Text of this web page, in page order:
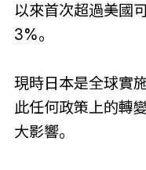
以來首次超過美國
3%。
現時日本是全球實
此任何政策上的轉
大影響。